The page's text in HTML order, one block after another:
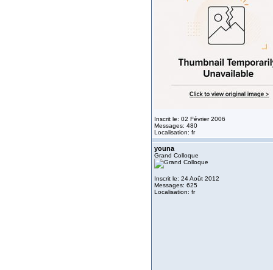
Inscrit le: 02 Février 2006
Messages: 480
Localisation: fr
youna
Grand Colloque
Inscrit le: 24 Août 2012
Messages: 625
Localisation: fr